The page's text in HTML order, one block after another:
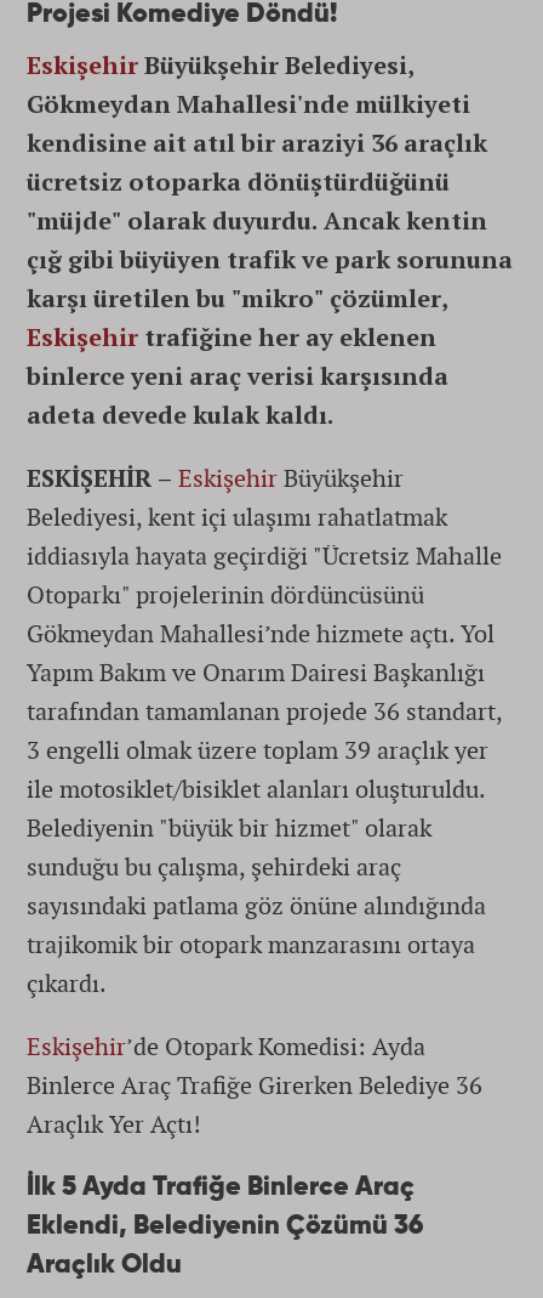
Projesi Komediye Döndü!
EskişehirBüyükşehir Belediyesi,
Gökmeydan Mahallesi'nde mülkiyeti
kendisine ait atıl bir araziyi 36 araçlık
ücretsiz otoparka dönüştürdüğünü
"müjde" olarak duyurdu. Ancak kentin
çığ gibi büyüyen trafik ve park sorununa
karşı üretilen bu "mikro" çözümler,
Eskişehir trafiğine her ay eklenen
binlerce yeni araç verisi karşısında
adeta devede kulak kaldı.
ESKİŞEHİR – EskişehirBüyükşehir
Belediyesi, kent içi ulaşımı rahatlatmak
iddiasıyla hayata geçirdiği "Ücretsiz Mahalle
Otoparkı" projelerinin dördüncüsünü
Gökmeydan Mahallesi’nde hizmete açtı. Yol
Yapım Bakım ve Onarım Dairesi Başkanlığı
tarafından tamamlanan projede 36 standart,
3 engelli olmak üzere toplam 39 araçlık yer
ile motosiklet/bisiklet alanları oluşturuldu.
Belediyenin "büyük bir hizmet" olarak
sunduğu bu çalışma, şehirdeki araç
sayısındaki patlama göz önüne alındığında
trajikomik bir otopark manzarasını ortaya
çıkardı.
Eskişehir’de Otopark Komedisi: Ayda
Binlerce Araç Trafiğe Girerken Belediye 36
Araçlık Yer Açtı!
İlk 5 Ayda Trafiğe Binlerce Araç
Eklendi, Belediyenin Çözümü 36
Araçlık Oldu